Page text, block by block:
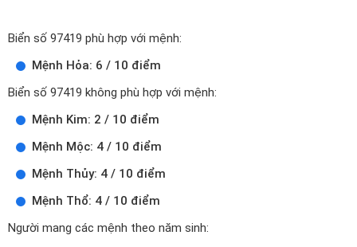
Biển số 97419 phù hợp với mệnh:
Mệnh Hỏa: 6 / 10 điểm
Biển số 97419 không phù hợp với mệnh:
Mệnh Kim: 2 / 10 điểm
Mệnh Mộc: 4 / 10 điểm
Mệnh Thủy: 4 / 10 điểm
Mệnh Thổ: 4 / 10 điểm
Người mang các mệnh theo năm sinh: